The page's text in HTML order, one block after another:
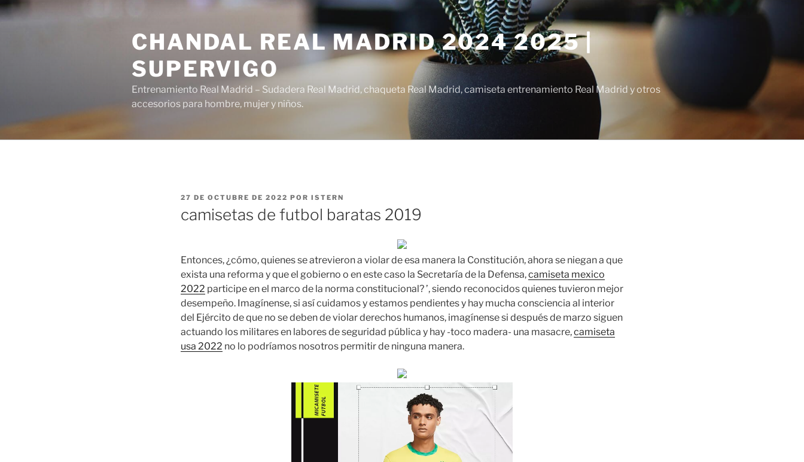
Saltar
al
CHANDAL REAL MADRID 2024 2025 |
SUPERVIGO
Entrenamiento Real Madrid – Sudadera Real Madrid, chaqueta Real Madrid, camiseta entrenamiento Real Madrid y otros
accesorios para hombre, mujer y niños.
PUBLICADO
27 DE OCTUBRE DE 2022 POR ISTERN
camisetas de futbol baratas 2019
Entonces, ¿cómo, quienes se atrevieron a violar de esa manera la Constitución, ahora se niegan a que
exista una reforma y que el gobierno o en este caso la Secretaría de la Defensa,camiseta mexico
2022 participe en el marco de la norma constitucional? ’, siendo reconocidos quienes tuvieron mejor
desempeño. Imagínense, si así cuidamos y estamos pendientes y hay mucha consciencia al interior
del Ejército de que no se deben de violar derechos humanos, imagínense si después de marzo siguen
actuando los militares en labores de seguridad pública y hay -toco madera- una masacre,camiseta
usa 2022 no lo podríamos nosotros permitir de ninguna manera.